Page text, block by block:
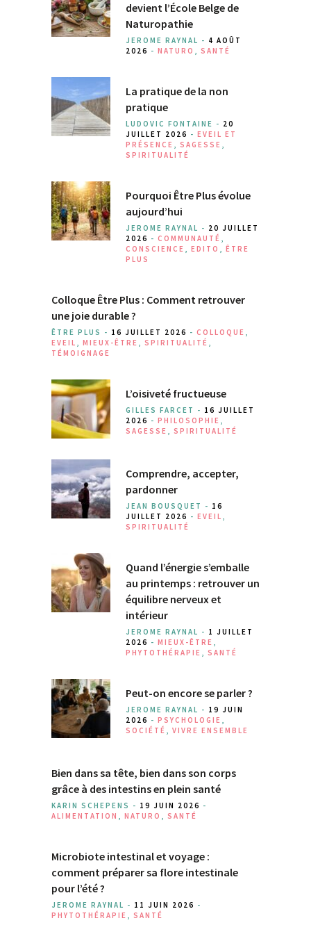
devient l’École Belge de
Naturopathie
JEROME RAYNAL - 4 AOÛT
2026 - NATURO , SANTÉ
La pratique de la non
pratique
LUDOVIC FONTAINE - 20
JUILLET 2026 - EVEIL ET
PRÉSENCE , SAGESSE ,
SPIRITUALITÉ
Pourquoi Être Plus évolue
aujourd’hui
JEROME RAYNAL - 20 JUILLET
2026 - COMMUNAUTÉ ,
CONSCIENCE , EDITO , ÊTRE
PLUS
Colloque Être Plus : Comment retrouver
une joie durable ?
ÊTRE PLUS - 16 JUILLET 2026 - COLLOQUE ,
EVEIL , MIEUX-ÊTRE , SPIRITUALITÉ ,
TÉMOIGNAGE
L’oisiveté fructueuse
GILLES FARCET - 16 JUILLET
2026 - PHILOSOPHIE ,
SAGESSE , SPIRITUALITÉ
Comprendre, accepter,
pardonner
JEAN BOUSQUET - 16
JUILLET 2026 - EVEIL ,
SPIRITUALITÉ
Quand l’énergie s’emballe
au printemps : retrouver un
équilibre nerveux et
intérieur
JEROME RAYNAL - 1 JUILLET
2026 - MIEUX-ÊTRE ,
PHYTOTHÉRAPIE , SANTÉ
Peut-on encore se parler ?
JEROME RAYNAL - 19 JUIN
2026 - PSYCHOLOGIE ,
SOCIÉTÉ , VIVRE ENSEMBLE
Bien dans sa tête, bien dans son corps
grâce à des intestins en plein santé
KARIN SCHEPENS - 19 JUIN 2026 -
ALIMENTATION , NATURO , SANTÉ
Microbiote intestinal et voyage :
comment préparer sa flore intestinale
pour l’été ?
JEROME RAYNAL - 11 JUIN 2026 -
PHYTOTHÉRAPIE , SANTÉ